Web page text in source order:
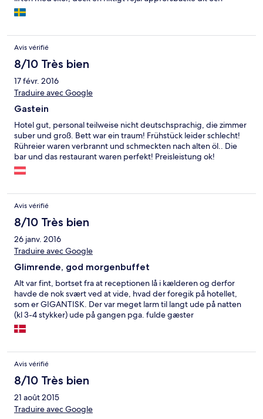
nedför hem. Där man fick ta paus för att inte bli slut, fast jag har
hyfsad kondition.
Avis vérifié
8/10 Très bien
17 févr. 2016
Traduire avec Google
Gastein
Hotel gut, personal teilweise nicht deutschsprachig, die zimmer
suber und groß. Bett war ein traum! Frühstück leider schlecht!
Rühreier waren verbrannt und schmeckten nach alten öl.. Die
bar und das restaurant waren perfekt! Preisleistung ok!
Avis vérifié
8/10 Très bien
26 janv. 2016
Traduire avec Google
Glimrende, god morgenbuffet
Alt var fint, bortset fra at receptionen lå i kælderen og derfor
havde de nok svært ved at vide, hvad der foregik på hotellet,
som er GIGANTISK. Der var meget larm til langt ude på natten
(kl 3-4 stykker) ude på gangen pga. fulde gæster
Avis vérifié
8/10 Très bien
21 août 2015
Traduire avec Google